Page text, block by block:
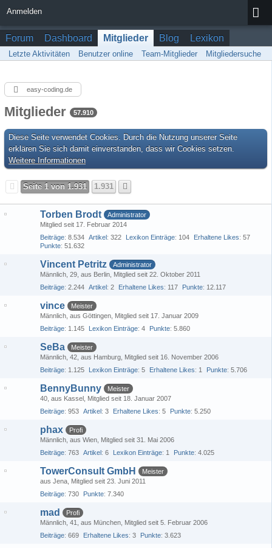
Anmelden
Forum Dashboard Mitglieder Blog Lexikon
Letzte Aktivitäten Benutzer online Team-Mitglieder Mitgliedersuche
easy-coding.de
Mitglieder 57.910
Diese Seite verwendet Cookies. Durch die Nutzung unserer Seite
erklären Sie sich damit einverstanden, dass wir Cookies setzen.
Weitere Informationen
Seite 1 von 1.931 1.931
Torben Brodt
Administrator
Mitglied seit 17. Februar 2014
Beiträge 8.534 Artikel 322 Lexikon Einträge 104 Erhaltene Likes 57
Punkte 51.632
Vincent Petritz
Administrator
Männlich 29 aus Berlin Mitglied seit 22. Oktober 2011
Beiträge 2.244 Artikel 2 Erhaltene Likes 117 Punkte 12.117
vince
Meister
Männlich aus Göttingen Mitglied seit 17. Januar 2009
Beiträge 1.145 Lexikon Einträge 4 Punkte 5.860
SeBa
Meister
Männlich 42 aus Hamburg Mitglied seit 16. November 2006
Beiträge 1.125 Lexikon Einträge 5 Erhaltene Likes 1 Punkte 5.706
BennyBunny
Meister
40 aus Kassel Mitglied seit 18. Januar 2007
Beiträge 953 Artikel 3 Erhaltene Likes 5 Punkte 5.250
phax
Profi
Männlich aus Wien Mitglied seit 31. Mai 2006
Beiträge 763 Artikel 6 Lexikon Einträge 1 Punkte 4.025
TowerConsult GmbH
Meister
aus Jena Mitglied seit 23. Juni 2011
Beiträge 730 Punkte 7.340
mad
Profi
Männlich 41 aus München Mitglied seit 5. Februar 2006
Beiträge 669 Erhaltene Likes 3 Punkte 3.623